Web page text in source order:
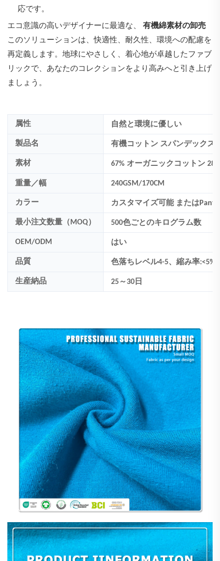
応です。
エコ意識の高いデザイナーに最適な、 有機綿素材の卸売
このソリューションは、快適性、耐久性、環境への配慮を
再定義します。地球にやさしく、着心地が卓越したファブ
リックで、あなたのコレクションをより高みへと引き上げ
ましょう。
属性 自然と環境に優しい
製品名 有機コットン スパンデックス
素材 67% オーガニックコットン
重量／幅 240GSM/170CM
カラー カスタマイズ可能 または
最小注文数量（MOQ） 500色ごとのキログラム数
OEM/ODM はい
品質 色落ちレベル4-5、縮み率:<5%
生産納品 25～30日